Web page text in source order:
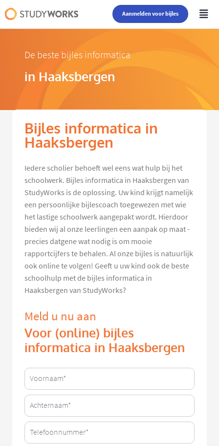
Aanmelden voor bijles
De beste bijles informatica
in Haaksbergen
Bijles informatica in
Haaksbergen
Iedere scholier behoeft wel eens wat hulp bij het
schoolwerk. Bijles informatica in Haaksbergen van
StudyWorks is de oplossing. Uw kind krijgt namelijk
een persoonlijke bijlescoach toegewezen met wie
het lastige schoolwerk aangepakt wordt. Hierdoor
bieden wij al onze leerlingen een aanpak op maat -
precies datgene wat nodig is om mooie
rapportcijfers te behalen. Al onze bijles is natuurlijk
ook online te volgen! Geeft u uw kind ook de beste
schoolhulp met de bijles informatica in
Haaksbergen van StudyWorks?
Meld u nu aan
Voor (online) bijles
informatica in Haaksbergen